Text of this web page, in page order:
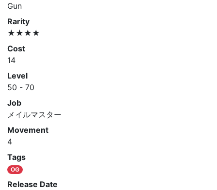
Gun
Rarity
★★★★
Cost
14
Level
50 - 70
Job
メイルマスター
Movement
4
Tags
OG
Release Date